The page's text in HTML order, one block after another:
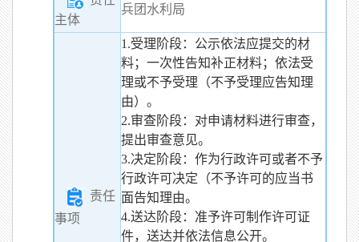
主体
兵团水利局
责任
事项
1.受理阶段：公示依法应提交的材
料；一次性告知补正材料；依法受
理或不予受理（不予受理应告知理
由）。
2.审查阶段：对申请材料进行审查，
提出审查意见。
3.决定阶段：作为行政许可或者不予
行政许可决定（不予许可的应当书
面告知理由。
4.送达阶段：准予许可制作许可证
件，送达并依法信息公开。